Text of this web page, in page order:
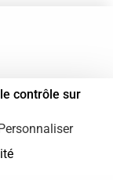
contrôle sur